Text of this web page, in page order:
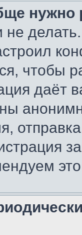
нужно
чтобы
даёт